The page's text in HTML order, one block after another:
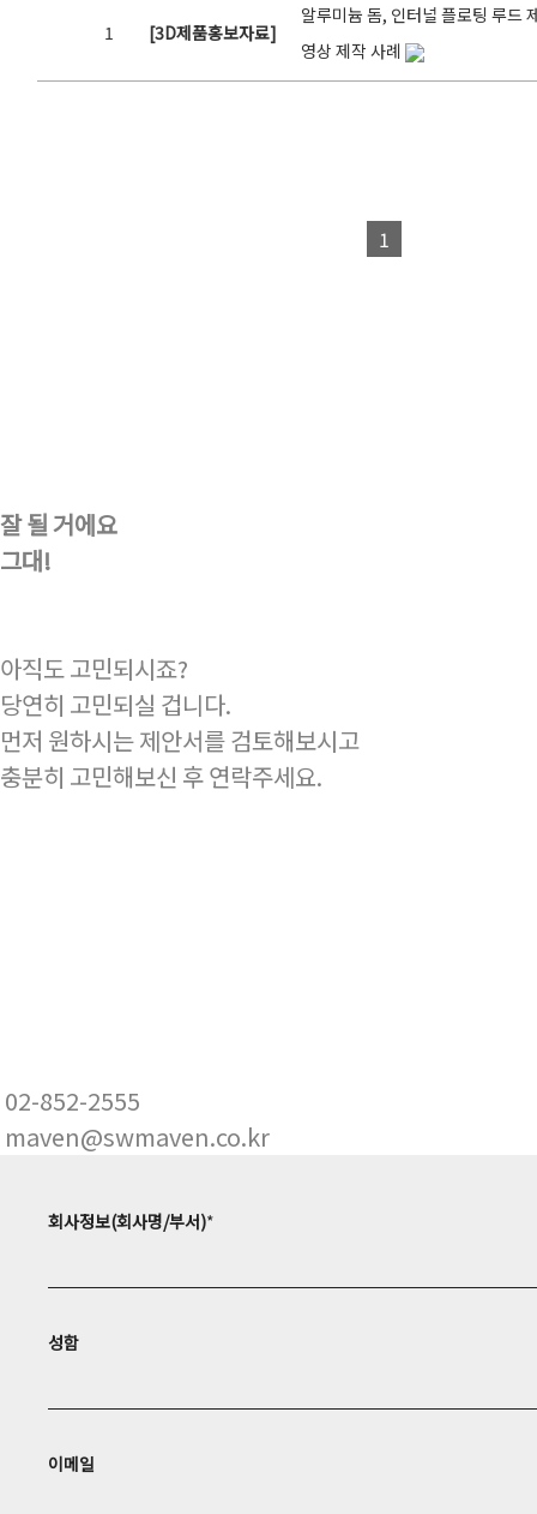
1 [3D제품홍보자료]
알루미늄 돔, 인터널 플로팅 루드
영상 제작 사례
1
잘 될 거에요
그대!
아직도 고민되시죠?
당연히 고민되실 겁니다.
먼저 원하시는 제안서를 검토해보시고
충분히 고민해보신 후 연락주세요.
02-852-2555
maven@swmaven.co.kr
회사정보(회사명/부서)*
성함
이메일